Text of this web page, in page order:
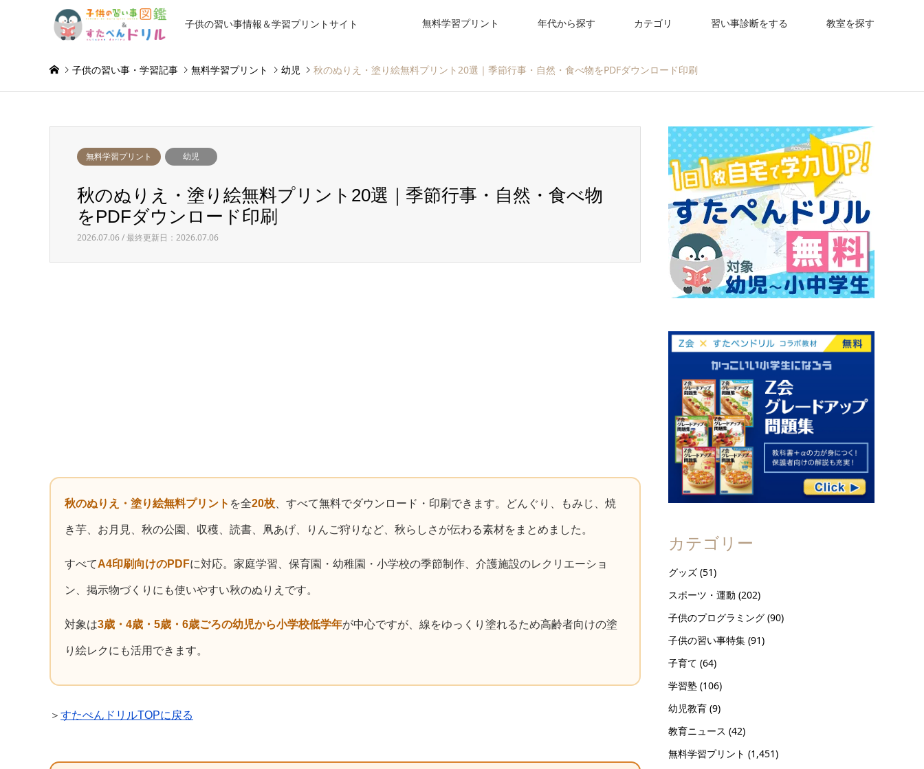
子供の習い事情報＆学習プリントサイト 無料学習プリント 年代から探す カテゴリ 習い事診断をする 教室を探す
子供の習い事・学習記事 無料学習プリント 幼児 秋のぬりえ・塗り絵無料プリント20選｜季節行事・自然・食べ物をPDFダウンロード印刷
無料学習プリント 幼児
秋のぬりえ・塗り絵無料プリント20選｜季節行事・自然・食べ物
をPDFダウンロード印刷
2026.07.06 / 最終更新日：2026.07.06
秋のぬりえ・塗り絵無料プリント を全20枚 、すべて無料でダウンロード・印刷できます。どんぐり、もみじ、焼
き芋、お月見、秋の公園、収穫、読書、凧あげ、りんご狩りなど、秋らしさが伝わる素材をまとめました。
すべてA4印刷向けのPDFに対応。家庭学習、保育園・幼稚園・小学校の季節制作、介護施設のレクリエーショ
ン、掲示物づくりにも使いやすい秋のぬりえです。
対象は3歳・4歳・5歳・6歳ごろの幼児から小学校低学年が中心ですが、線をゆっくり塗れるため高齢者向けの塗
り絵レクにも活用できます。
＞ すたぺんドリルTOPに戻る
カテゴリー
グッズ (51)
スポーツ・運動 (202)
子供のプログラミング (90)
子供の習い事特集 (91)
子育て (64)
学習塾 (106)
幼児教育 (9)
教育ニュース (42)
無料学習プリント (1,451)